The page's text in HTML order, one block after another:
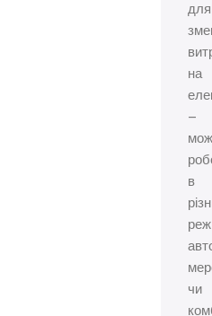
для
на
–
в
чи